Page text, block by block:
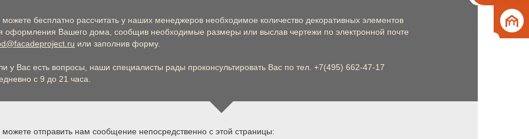
бесплатно рассчитать у наших менеджеров необходимое количество декоративных элементов
оформления Вашего дома, сообщив необходимые размеры или выслав чертежи по электронной почте
или заполнив форму.
у Вас есть вопросы, наши специалисты рады проконсультировать Вас по тел. +7(495) 662-47-17
с 9 до 21 часа.
отправить нам сообщение непосредственно с этой страницы: